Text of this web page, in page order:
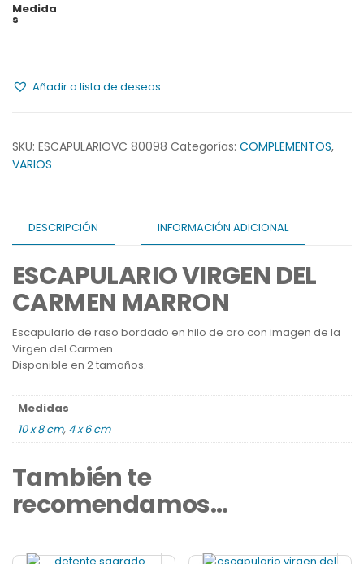
Medida
s
Añadir a lista de deseos
SKU: ESCAPULARIOVC 80098 Categorías: COMPLEMENTOS,
VARIOS
DESCRIPCIÓN INFORMACIÓN ADICIONAL
ESCAPULARIO VIRGEN DEL
CARMEN MARRON
Escapulario de raso bordado en hilo de oro con imagen de la
Virgen del Carmen.
Disponible en 2 tamaños.
Medidas
10 x 8 cm, 4 x 6 cm
También te
recomendamos…